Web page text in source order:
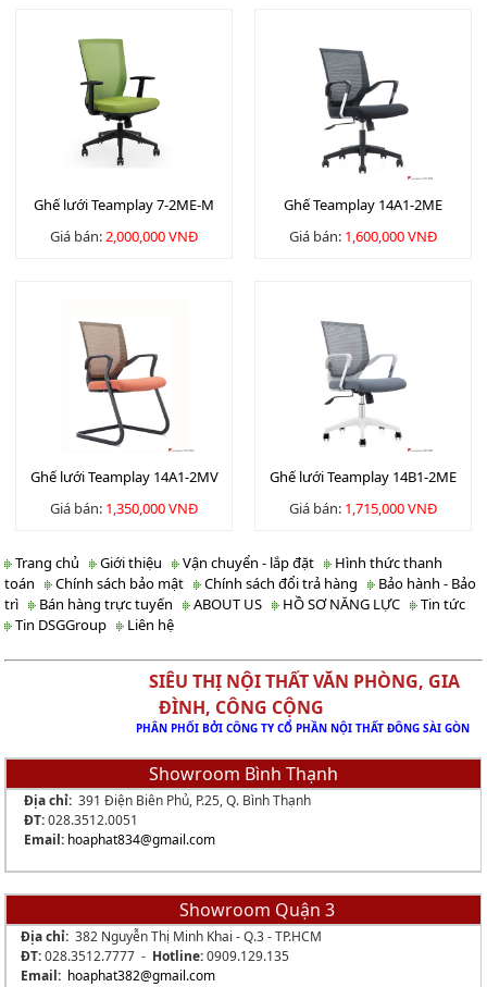
Ghế lưới Teamplay 7-2ME-M
Giá bán:2,000,000 VNĐ
Ghế Teamplay 14A1-2ME
Giá bán: 1,600,000 VNĐ
Ghế lưới Teamplay 14A1-2MV
Giá bán: 1,350,000 VNĐ
Ghế lưới Teamplay 14B1-2ME
Giá bán: 1,715,000 VNĐ
Trang chủ Giới thiệu Vận chuyển - lắp đặt
Hình thức thanh
toán
Chính sách bảo mật Chính sách đổi trả hàng
Bảo hành - Bảo
trì
Bán hàng trực tuyến ABOUT US HỒ SƠ NĂNG LỰC
Tin tức
Tin DSGGroup
Liên hệ
SIÊU THỊ NỘI THẤT VĂN PHÒNG, GIA
ĐÌNH, CÔNG CỘNG
PHÂN PHỐI BỞI CÔNG TY CỔ PHẦN NỘI THẤT ĐÔNG SÀI GÒN
Showroom Bình Thạnh
Địa chỉ:391 Điện Biên Phủ, P.25, Q. Bình Thạnh
ĐT:028.3512.0051
Email: hoaphat834@gmail.com
Showroom Quận 3
Địa chỉ:382 Nguyễn Thị Minh Khai - Q.3 - TP.HCM
ĐT:028.3512.7777 - Hotline:0909.129.135
Email: hoaphat382@gmail.com